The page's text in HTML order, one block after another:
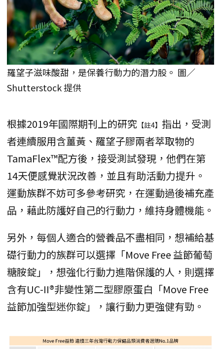
羅望子滋味酸甜，是保養行動力的潛力股。 圖／
Shutterstock 提供
根據2019年國際期刊上的研究 【註4】 指出，受測
者連續服用含薑黃、羅望子膠兩者萃取物的
TamaFlex™配方後，接受測試發現，他們在第
14天便感覺狀況改善，並且有助活動力提升。
運動族群不妨可多參考研究，在運動過後補充產
品，藉此防護好自己的行動力，維持身體機能。
另外，每個人適合的營養品不盡相同，想補給基
礎行動力的族群可以選擇「Move Free 益節葡萄
糖胺錠」，想強化行動力進階保護的人，則選擇
含有UC-II®非變性第二型膠原蛋白「Move Free
益節加強型迷你錠」，讓行動力更強健有勁。